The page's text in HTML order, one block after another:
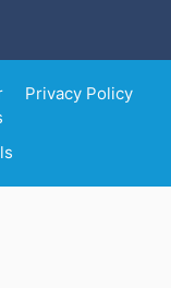
Privacy Policy